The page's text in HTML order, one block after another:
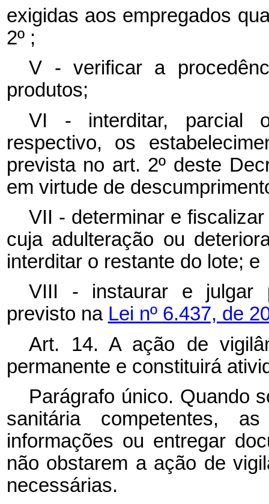
exigidas aos empregados
2º ;
V - verificar a
produtos;
VI - interditar, parcial
respectivo, os
prevista no art. 2º deste
em virtude de
VII - determinar e
cuja adulteração ou
interditar o restante do lote; e
VIII - instaurar e julgar
previsto na Lei nº 6.437, de
Art. 14. A ação de
permanente e constituirá
Parágrafo único. Quando
sanitária competentes,
informações ou entregar
não obstarem a ação de
necessárias.